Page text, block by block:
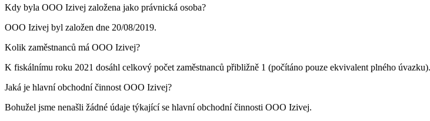
Kdy byla OOO Izivej založena jako právnická osoba?
OOO Izivej byl založen dne 20/08/2019.
Kolik zaměstnanců má OOO Izivej?
K fiskálnímu roku 2021 dosáhl celkový počet zaměstnanců přibližně 1 (počítáno pouze ekvivalent plného úvazku).
Jaká je hlavní obchodní činnost OOO Izivej?
Bohužel jsme nenašli žádné údaje týkající se hlavní obchodní činnosti OOO Izivej.